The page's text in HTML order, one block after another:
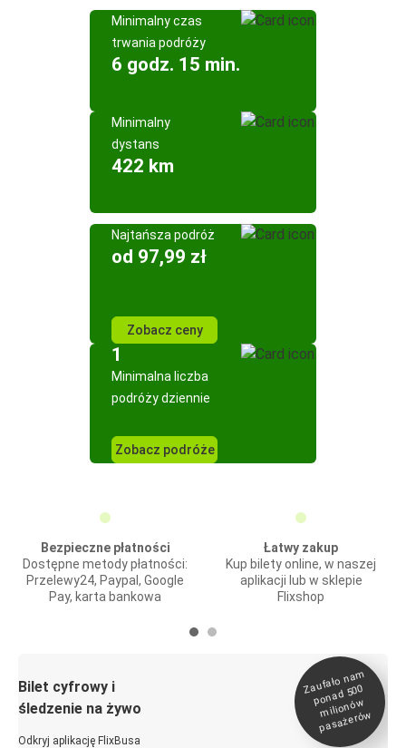
Minimalny czas
trwania podróży
6 godz. 15 min.
Minimalny
dystans
422 km
Najtańsza podróż
od 97,99 zł
Zobacz ceny
1
Minimalna liczba
podróży dziennie
Zobacz podróże
Bezpieczne płatności
Dostępne metody płatności:
Przelewy24, Paypal, Google
Pay, karta bankowa
Łatwy zakup
Kup bilety online, w naszej
aplikacji lub w sklepie
Flixshop
Bilet cyfrowy i
śledzenie na żywo
Odkryj aplikację FlixBusa
Zaufało na
m
ponad 500
milionó
w
pasażeró
w